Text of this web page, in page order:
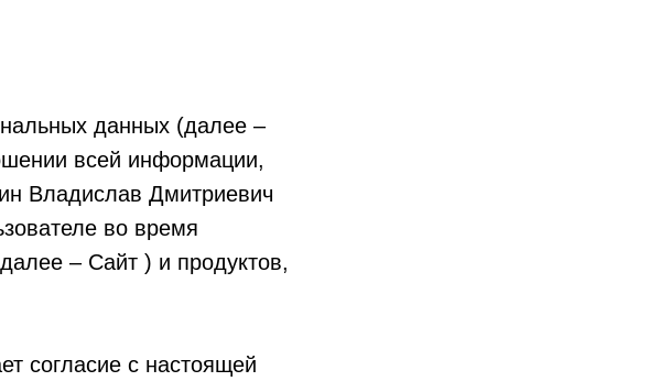
данных (далее –
всей информации,
Владислав Дмитриевич
во время
– Сайт ) и продуктов,
согласие с настоящей